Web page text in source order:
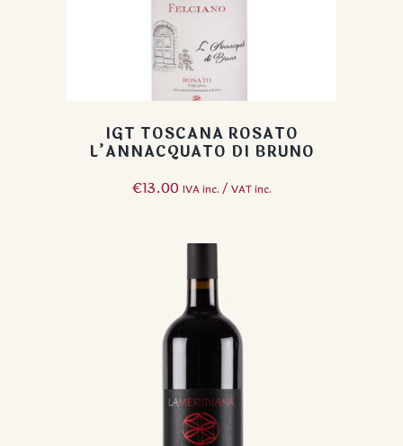
IGT TOSCANA ROSATO
L’ANNACQUATO DI BRUNO
€13.00 IVA inc. / VAT inc.